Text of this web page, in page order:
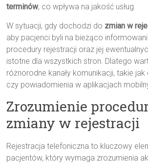
terminów, co wpływa na jakość usług.
W sytuacji, gdy dochodzi do zmian w
aby pacjenci byli na bieżąco
procedury rejestracji oraz jej
istotne dla wszystkich stron. Dlatego
różnorodne kanały komunikacji, takie jak
czy powiadomienia w aplikacjach
Zrozumienie
zmiany w rejestracji
Rejestracja telefoniczna to kluczowy
pacjentów, który wymaga zrozumienia